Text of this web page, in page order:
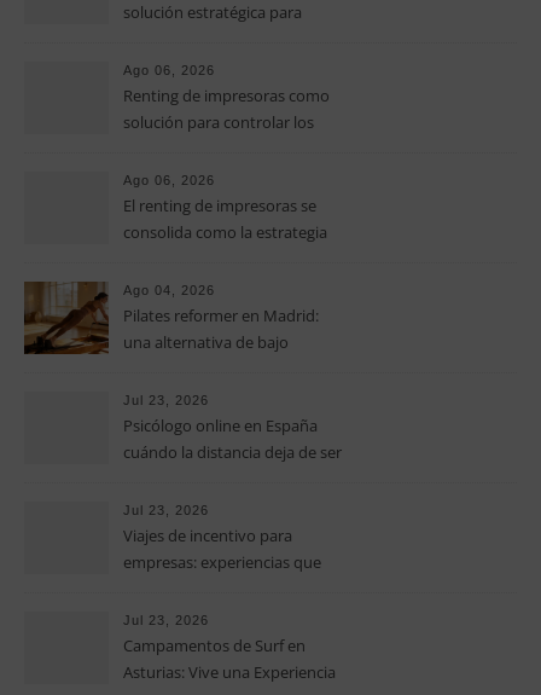
solución estratégica para
pymes
Ago 06, 2026
Renting de impresoras como
solución para controlar los
pymes
Ago 06, 2026
El renting de impresoras se
consolida como la estrategia
operativos en las pequeñas y
medianas empresas
Ago 04, 2026
Pilates reformer en Madrid:
una alternativa de bajo
fuerza y movilidad
Jul 23, 2026
Psicólogo online en España
cuándo la distancia deja de ser
terapia
Jul 23, 2026
Viajes de incentivo para
empresas: experiencias que
la oficina
Jul 23, 2026
Campamentos de Surf en
Asturias: Vive una Experiencia